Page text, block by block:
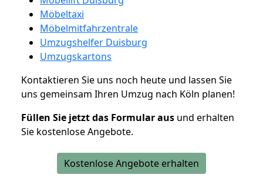
Möbeltaxi
Möbelmitfahrzentrale
Umzugshelfer Duisburg
Umzugskartons
Kontaktieren Sie uns noch heute und lassen Sie
uns gemeinsam Ihren Umzug nach Köln planen!
Füllen Sie jetzt das Formular aus und erhalten
Sie kostenlose Angebote.
Kostenlose Angebote erhalten